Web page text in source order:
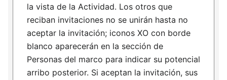
la vista de la Actividad. Los otros que
reciban invitaciones no se unirán hasta no
aceptar la invitación; iconos XO con borde
blanco aparecerán en la sección de
Personas del marco para indicar su potencial
arribo posterior. Si aceptan la invitación, sus